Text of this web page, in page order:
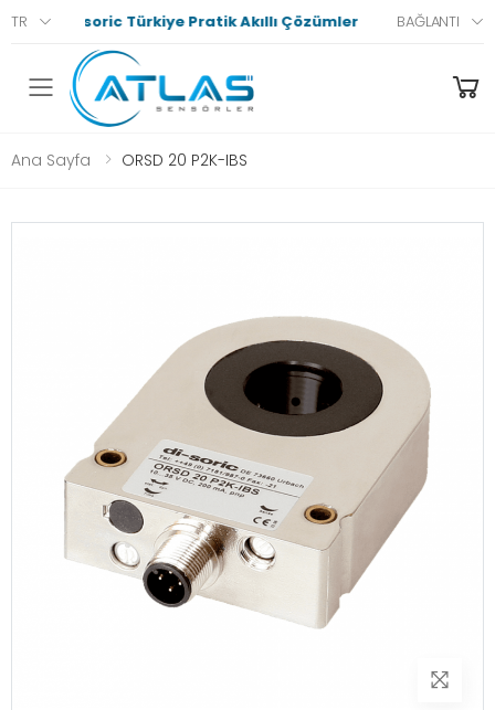
TR di-soric Türkiye Pratik Akıllı Çözümler BAĞLANTI
Menü
Ana Sayfa ORSD 20 P2K-IBS